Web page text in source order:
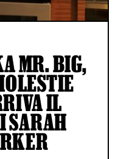
MR. BIG,
IL
SARAH